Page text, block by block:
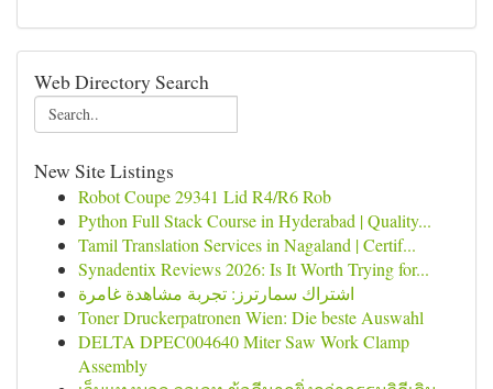
Web Directory Search
New Site Listings
Robot Coupe 29341 Lid R4/R6 Rob
Python Full Stack Course in Hyderabad | Quality...
Tamil Translation Services in Nagaland | Certif...
Synadentix Reviews 2026: Is It Worth Trying for...
اشتراك سمارترز: تجربة مشاهدة غامرة
Toner Druckerpatronen Wien: Die beste Auswahl
DELTA DPEC004640 Miter Saw Work Clamp
Assembly